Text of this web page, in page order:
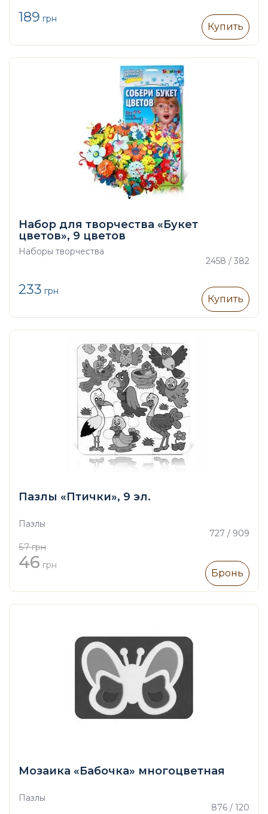
189 грн
Купить
Набор для творчества «Букет
цветов», 9 цветов
Наборы творчества
2458 / 382
233 грн
Купить
Пазлы «Птички», 9 эл.
Пазлы
727 / 909
57грн
46 грн
Бронь
Мозаика «Бабочка» многоцветная
Пазлы
876 / 120